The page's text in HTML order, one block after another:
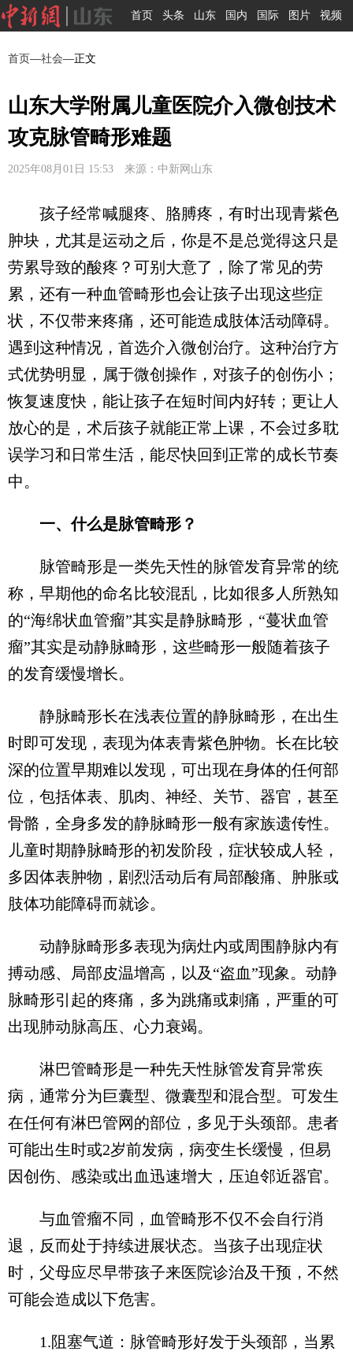
首页 头条 山东 国内 国际 图片 视频
首页—社会—正文
山东大学附属儿童医院介入微创技术
攻克脉管畸形难题
2025年08月01日 15:53 来源：中新网山东
孩子经常喊腿疼、胳膊疼，有时出现青紫色
肿块，尤其是运动之后，你是不是总觉得这只是
劳累导致的酸疼？可别大意了，除了常见的劳
累，还有一种血管畸形也会让孩子出现这些症
状，不仅带来疼痛，还可能造成肢体活动障碍。
遇到这种情况，首选介入微创治疗。这种治疗方
式优势明显，属于微创操作，对孩子的创伤小；
恢复速度快，能让孩子在短时间内好转；更让人
放心的是，术后孩子就能正常上课，不会过多耽
误学习和日常生活，能尽快回到正常的成长节奏
中。
一、什么是脉管畸形？
脉管畸形是一类先天性的脉管发育异常的统
称，早期他的命名比较混乱，比如很多人所熟知
的“海绵状血管瘤”其实是静脉畸形，“蔓状血管
瘤”其实是动静脉畸形，这些畸形一般随着孩子
的发育缓慢增长。
静脉畸形长在浅表位置的静脉畸形，在出生
时即可发现，表现为体表青紫色肿物。长在比较
深的位置早期难以发现，可出现在身体的任何部
位，包括体表、肌肉、神经、关节、器官，甚至
骨骼，全身多发的静脉畸形一般有家族遗传性。
儿童时期静脉畸形的初发阶段，症状较成人轻，
多因体表肿物，剧烈活动后有局部酸痛、肿胀或
肢体功能障碍而就诊。
动静脉畸形多表现为病灶内或周围静脉内有
搏动感、局部皮温增高，以及“盗血”现象。动静
脉畸形引起的疼痛，多为跳痛或刺痛，严重的可
出现肺动脉高压、心力衰竭。
淋巴管畸形是一种先天性脉管发育异常疾
病，通常分为巨囊型、微囊型和混合型。可发生
在任何有淋巴管网的部位，多见于头颈部。患者
可能出生时或2岁前发病，病变生长缓慢，但易
因创伤、感染或出血迅速增大，压迫邻近器官。
与血管瘤不同，血管畸形不仅不会自行消
退，反而处于持续进展状态。当孩子出现症状
时，父母应尽早带孩子来医院诊治及干预，不然
可能会造成以下危害。
1.阻塞气道：脉管畸形好发于头颈部，当累